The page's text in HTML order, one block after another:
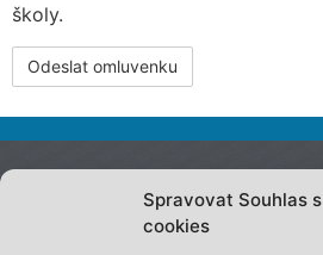
Spravovat Souhlas s
cookies
školy.
On-line omluvenka